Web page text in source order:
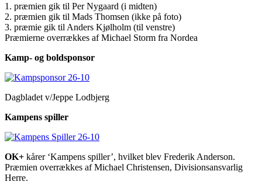
1. præmien gik til Per Nygaard (i midten)
2. præmien gik til Mads Thomsen (ikke på foto)
3. præmie gik til Anders Kjølholm (til venstre)
Præmierne overrækkes af Michael Storm fra Nordea
Kamp- og boldsponsor
Dagbladet v/Jeppe Lodbjerg
Kampens spiller
OK+ kårer ‘Kampens spiller’, hvilket blev Frederik Anderson.
Præmien overrækkes af Michael Christensen, Divisionsansvarlig
Herre.